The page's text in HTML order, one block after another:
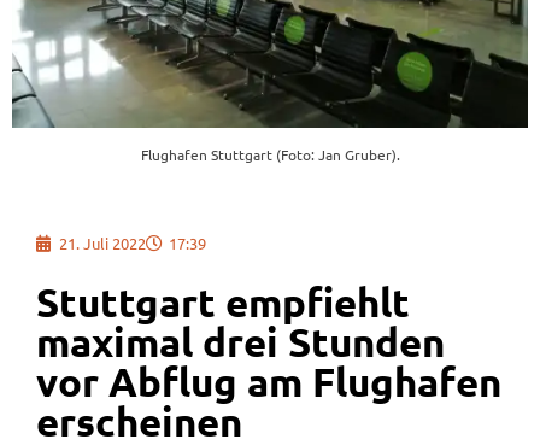
Flughafen Stuttgart (Foto: Jan Gruber).
21. Juli 2022 17:39
Stuttgart empfiehlt
maximal drei Stunden
vor Abflug am Flughafen
erscheinen